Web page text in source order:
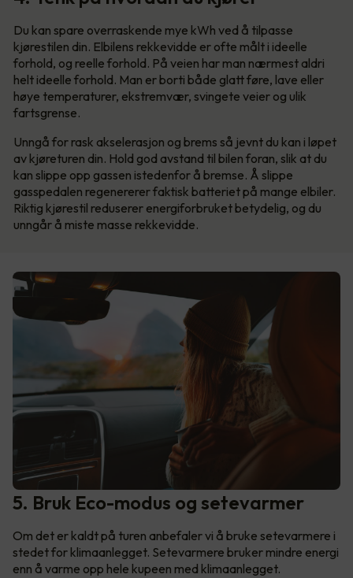
Du kan spare overraskende mye kWh ved å tilpasse
kjørestilen din. Elbilens rekkevidde er ofte målt i ideelle
forhold, og reelle forhold. På veien har man nærmest aldri
helt ideelle forhold. Man er borti både glatt føre, lave eller
høye temperaturer, ekstremvær, svingete veier og ulik
fartsgrense.
Unngå for rask akselerasjon og brems så jevnt du kan i løpet
av kjøreturen din. Hold god avstand til bilen foran, slik at du
kan slippe opp gassen istedenfor å bremse. Å slippe
gasspedalen regenererer faktisk batteriet på mange elbiler.
Riktig kjørestil reduserer energiforbruket betydelig, og du
unngår å miste masse rekkevidde.
5. Bruk Eco-modus og setevarmer
Om det er kaldt på turen anbefaler vi å bruke setevarmere i
stedet for klimaanlegget. Setevarmere bruker mindre energi
enn å varme opp hele kupeen med klimaanlegget.